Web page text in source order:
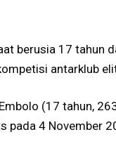
berusia 17 tahun
antarklub
(17 tahun,
pada 4 November